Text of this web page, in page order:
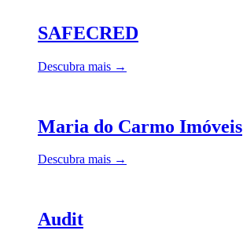
SAFECRED
Descubra mais →
Maria do Carmo Imóveis
Descubra mais →
Audit